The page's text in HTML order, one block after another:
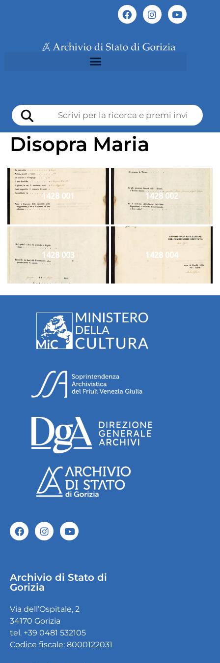
Disopra Maria
1428 001 1428 002
1428 003 1428 004
Archivio di Stato di
Gorizia
Via dell’Ospitale, 2
34170 Gorizia
tel. +39 0481 532105
Codice fiscale: 8000122031